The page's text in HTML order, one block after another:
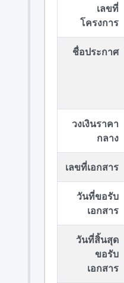
เลขที่
โครงการ
ชื่อประกาศ
วงเงินราคา
กลาง
เลขที่เอกสาร
วันที่ขอรับ
เอกสาร
วันที่สิ้นสุด
ขอรับ
เอกสาร